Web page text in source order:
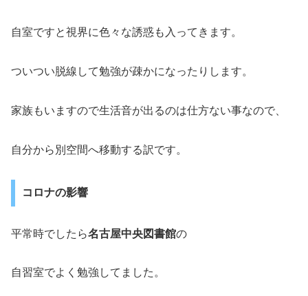
自室ですと視界に色々な誘惑も入ってきます。
ついつい脱線して勉強が疎かになったりします。
家族もいますので生活音が出るのは仕方ない事なので、
自分から別空間へ移動する訳です。
コロナの影響
平常時でしたら名古屋中央図書館の
自習室でよく勉強してました。